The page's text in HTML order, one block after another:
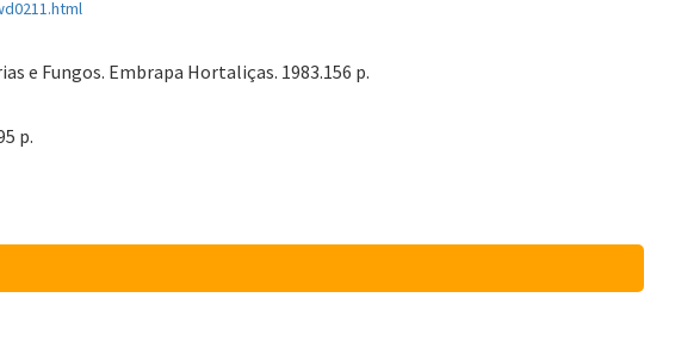
e Fungos. Embrapa Hortaliças. 1983.156 p.
p.